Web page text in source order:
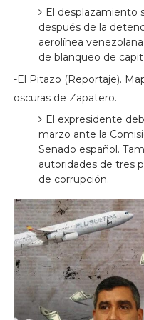
El desplazamiento
después de la
aerolínea
de blanqueo de
-El Pitazo (Reportaje).
oscuras de Zapatero.
El expresidente
marzo ante la
Senado español.
autoridades de tres
de corrupción.